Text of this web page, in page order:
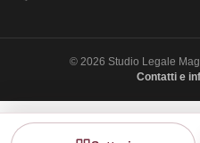
© 2026 Studio Legale
Contatti e